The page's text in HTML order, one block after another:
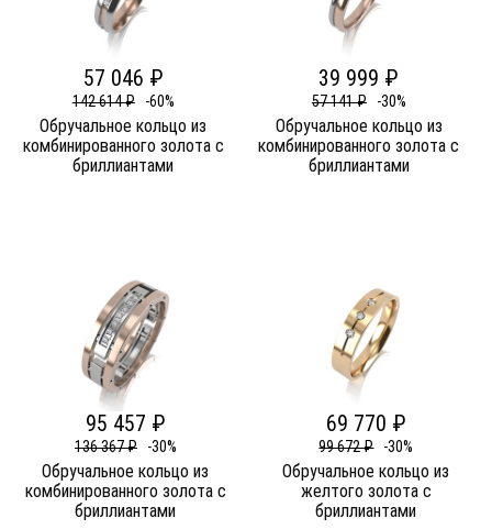
57 046 ₽
142 614 ₽ -60%
Обручальное кольцо из
комбинированного золота c
бриллиантами
39 999 ₽
57 141 ₽ -30%
Обручальное кольцо из
комбинированного золота c
бриллиантами
95 457 ₽
136 367 ₽ -30%
Обручальное кольцо из
комбинированного золота c
бриллиантами
69 770 ₽
99 672 ₽ -30%
Обручальное кольцо из
желтого золота c
бриллиантами